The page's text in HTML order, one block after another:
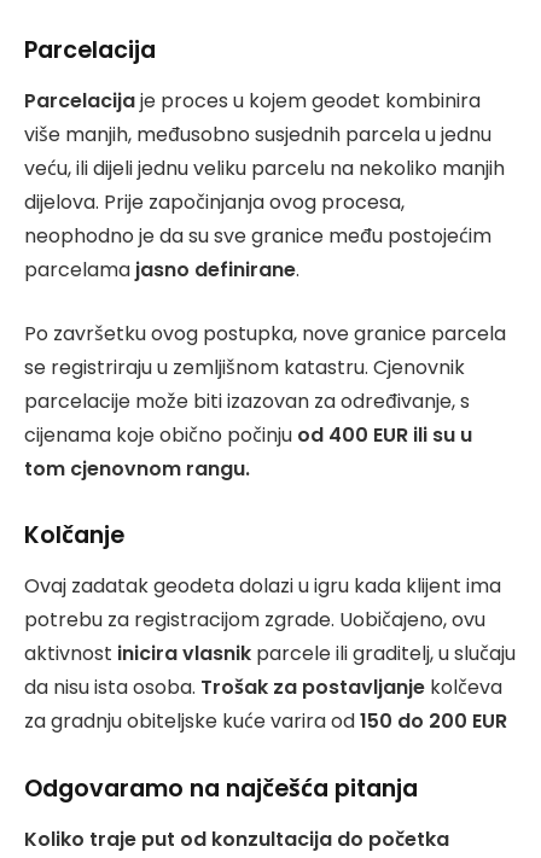
Parcelacija
Parcelacijaje proces u kojem geodet kombinira
više manjih, međusobno susjednih parcela u jednu
veću, ili dijeli jednu veliku parcelu na nekoliko manjih
dijelova. Prije započinjanja ovog procesa,
neophodno je da su sve granice među postojećim
parcelama jasno definirane.
Po završetku ovog postupka, nove granice parcela
se registriraju u zemljišnom katastru. Cjenovnik
parcelacije može biti izazovan za određivanje, s
cijenama koje obično počinju od 400 EUR ili su u
tom cjenovnom rangu.
Kolčanje
Ovaj zadatak geodeta dolazi u igru kada klijent ima
potrebu za registracijom zgrade. Uobičajeno, ovu
aktivnost inicira vlasnik parcele ili graditelj, u slučaju
da nisu ista osoba. Trošak za postavljanje kolčeva
za gradnju obiteljske kuće varira od150 do 200 EUR
Odgovaramo na najčešća pitanja
Koliko traje put od konzultacija do početka